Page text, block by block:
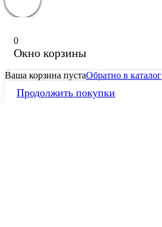
0
Окно корзины
Ваша корзина пустаОбратно в каталог
Продолжить покупки